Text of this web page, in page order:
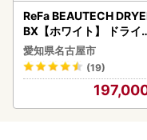
ReFa BEAUTECH
BX【ホワイト】 ドライ
ー 美容 家電 ドライヤー
ファ
愛知県名古屋市
(19)